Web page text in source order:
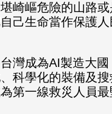
崎嶇危險的山路
己生命當作保護
灣成為AI製造大
科學化的裝備及
第一線救災人員最